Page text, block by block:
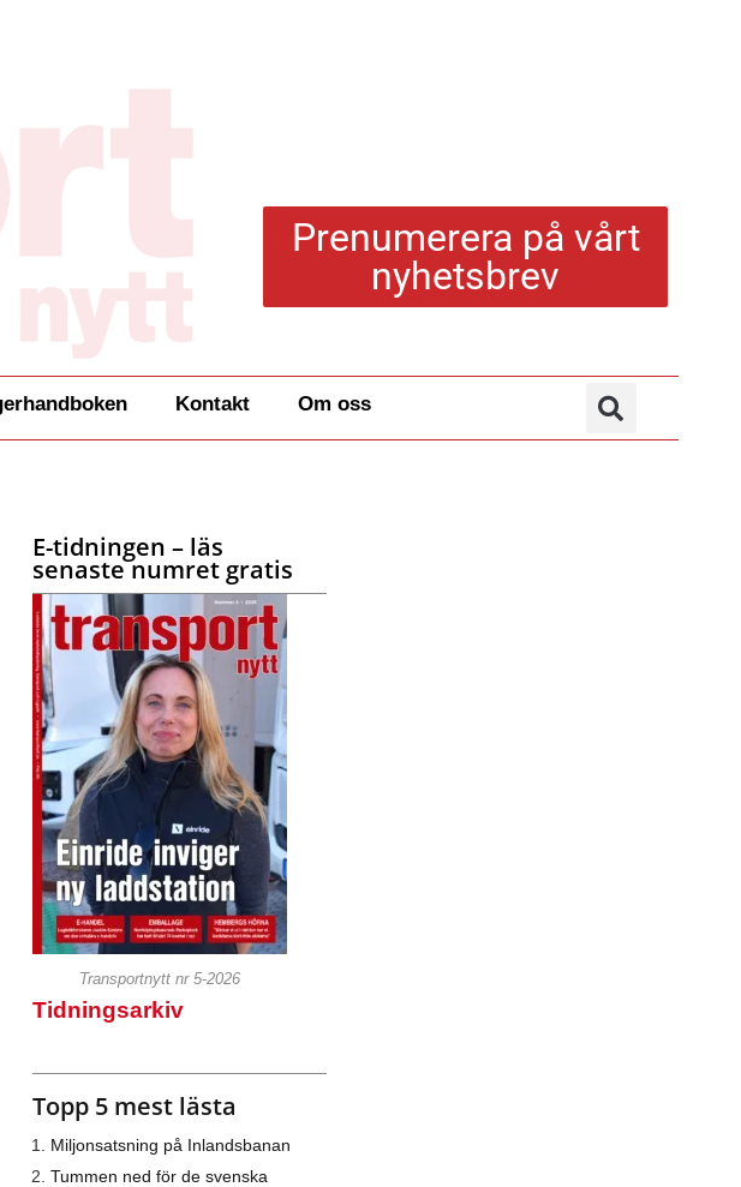
Prenumerera på vårt
nyhetsbrev
Kontakt Om oss
E-tidningen – läs
senaste numret gratis
Transportnytt nr 5-2026
Tidningsarkiv
Topp 5 mest lästa
Miljonsatsning på Inlandsbanan
Tummen ned för de svenska